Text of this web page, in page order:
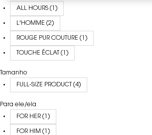
ALL HOURS (1)
L'HOMME (2)
ROUGE PUR COUTURE (1)
TOUCHE ÉCLAT (1)
Tamanho
FULL-SIZE PRODUCT (4)
Para ele/ela
FOR HER (1)
FOR HIM (1)